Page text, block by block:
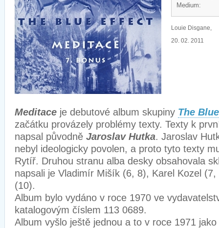
Medium:
Louie Disgane,
20. 02. 2011
Meditace je debutové album skupiny The
začátku provázely problémy texty. Texty k
napsal původně Jaroslav Hutka. Jaroslav
nebyl ideologicky povolen, a proto tyto texty
Rytíř. Druhou stranu alba desky obsahovala
napsali je Vladimír Mišík (6, 8), Karel Kozel
(10).
Album bylo vydáno v roce 1970 ve
katalogovým číslem 113 0689.
Album vyšlo ještě jednou a to v roce 1971